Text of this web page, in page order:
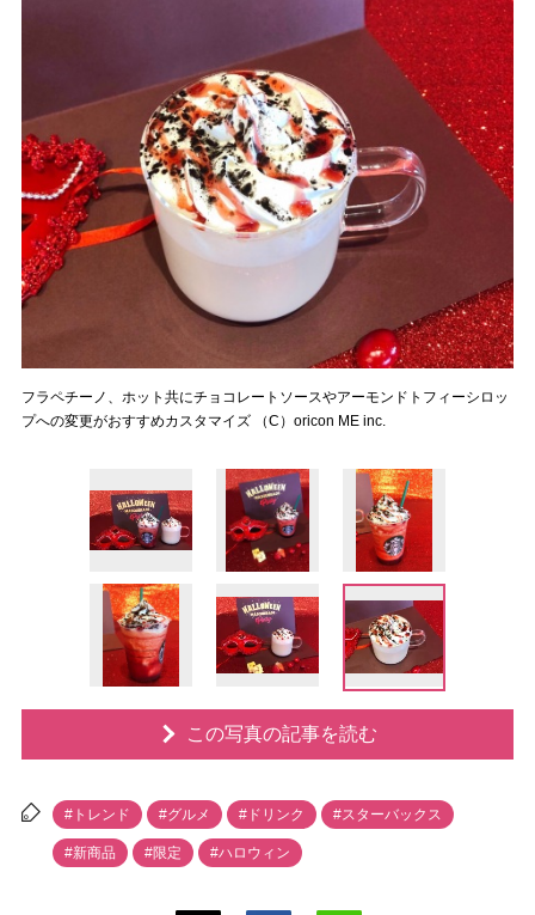
フラペチーノ、ホット共にチョコレートソースやアーモンドトフィーシロッ
プへの変更がおすすめカスタマイズ （C）oricon ME inc.
この写真の記事を読む
#トレンド #グルメ #ドリンク #スターバックス
#新商品 #限定 #ハロウィン